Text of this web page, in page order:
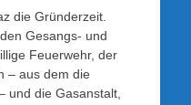
die Gründerzeit.
Gesangs- und
Feuerwehr, der
– aus dem die
und die Gasanstalt,